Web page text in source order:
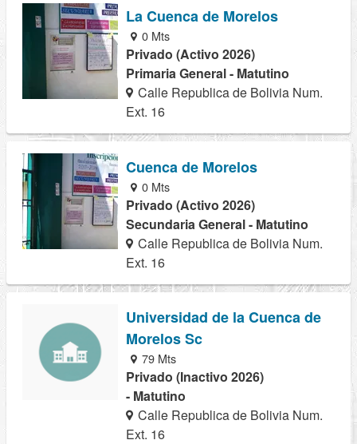
La Cuenca de Morelos
0 Mts
Privado (Activo 2026)
Primaria General - Matutino
Calle Republica de Bolivia Num.
Ext. 16
Cuenca de Morelos
0 Mts
Privado (Activo 2026)
Secundaria General - Matutino
Calle Republica de Bolivia Num.
Ext. 16
Universidad de la Cuenca de
Morelos Sc
79 Mts
Privado (Inactivo 2026)
- Matutino
Calle Republica de Bolivia Num.
Ext. 16